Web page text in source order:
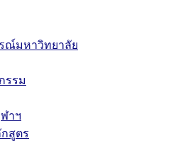
ณ์มหาวิทยาลัย
รรม
าฯ
สูตร